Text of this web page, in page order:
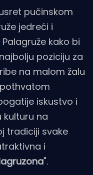
pučinskom
jedreći i
kako bi
poziciju za
na malom žalu
iskustvo i
kulturu na
tradiciji svake
i
".